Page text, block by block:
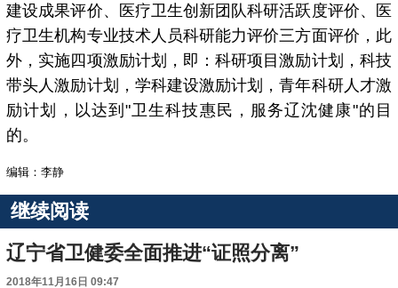
建设成果评价、医疗卫生创新团队科研活跃度评价、医
疗卫生机构专业技术人员科研能力评价三方面评价，此
外，实施四项激励计划，即：科研项目激励计划，科技
带头人激励计划，学科建设激励计划，青年科研人才激
励计划，以达到"卫生科技惠民，服务辽沈健康"的目
的。
编辑：李静
继续阅读
辽宁省卫健委全面推进“证照分离”
2018年11月16日 09:47